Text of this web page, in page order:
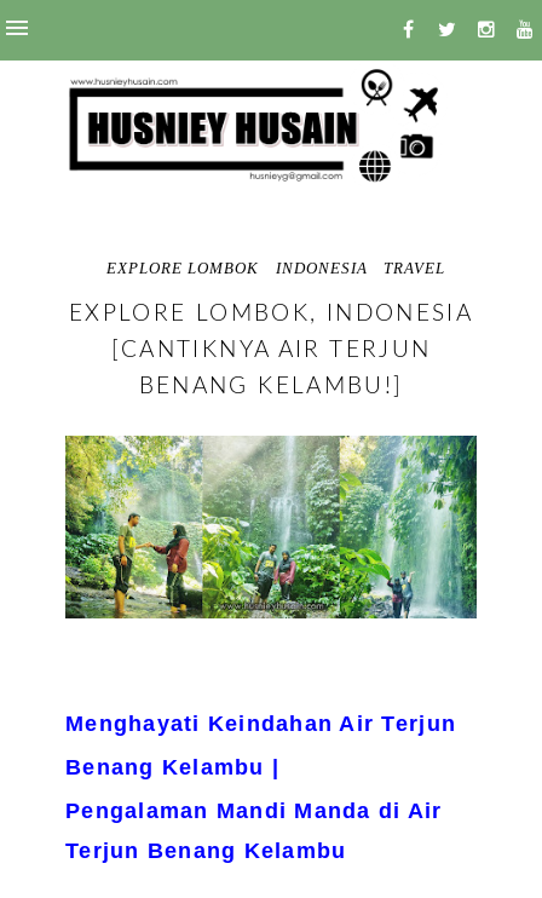
EXPLORE LOMBOK INDONESIA TRAVEL
EXPLORE LOMBOK, INDONESIA
[CANTIKNYA AIR TERJUN
BENANG KELAMBU!]
Menghayati Keindahan Air Terjun
Benang Kelambu |
Pengalaman Mandi Manda di Air
Terjun Benang Kelambu